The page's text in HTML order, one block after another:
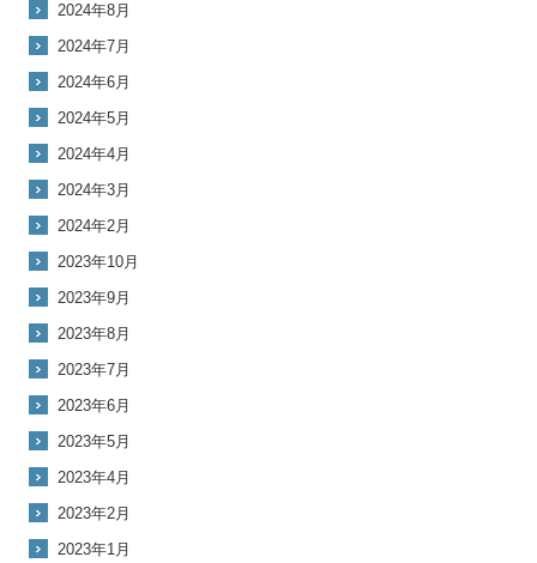
2024年8月
2024年7月
2024年6月
2024年5月
2024年4月
2024年3月
2024年2月
2023年10月
2023年9月
2023年8月
2023年7月
2023年6月
2023年5月
2023年4月
2023年2月
2023年1月